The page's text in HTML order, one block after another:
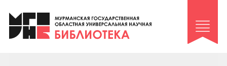
Клуб «Гиря и сельдерей»
Клуб «Семейный архив»